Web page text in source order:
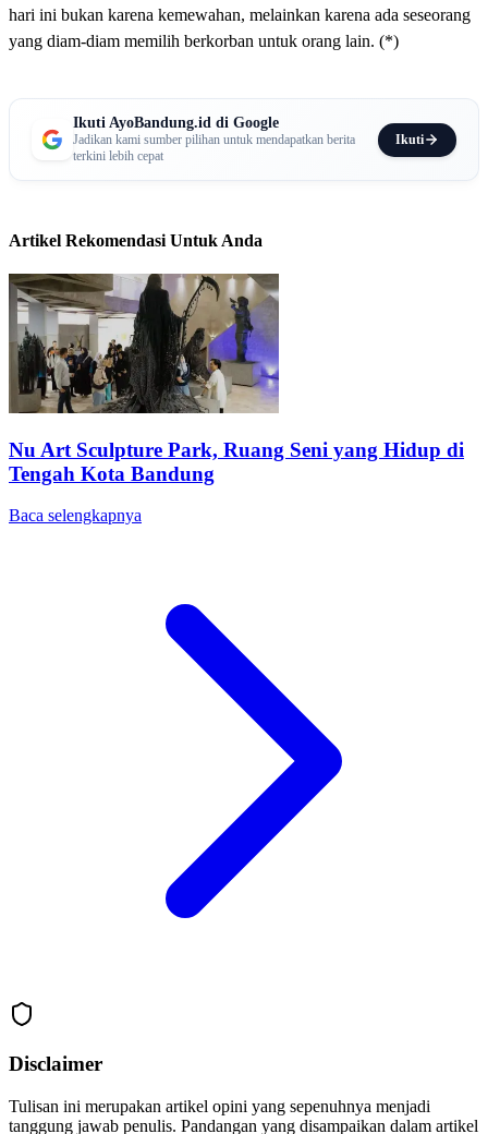
hari ini bukan karena kemewahan, melainkan karena ada seseorang
yang diam-diam memilih berkorban untuk orang lain. (*)
Ikuti AyoBandung.id di Google
Jadikan kami sumber pilihan untuk mendapatkan berita
terkini lebih cepat
Ikuti
Artikel Rekomendasi Untuk Anda
Nu Art Sculpture Park, Ruang Seni yang Hidup di
Tengah Kota Bandung
Baca selengkapnya
Disclaimer
Tulisan ini merupakan artikel opini yang sepenuhnya menjadi
tanggung jawab penulis. Pandangan yang disampaikan dalam artikel